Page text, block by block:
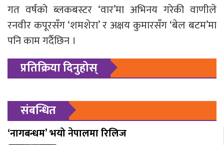
गत वर्षको ब्लकबस्टर ‘वार’मा अभिनय गरेकी वाणीले
रनवीर कपूरसँग ‘शमशेरा’ र अक्षय कुमारसँग ‘बेल बटम’मा
पनि काम गर्दैछिन ।
प्रतिक्रिया दिनुहोस्
संबन्धित
‘नागबन्धम’ भयो नेपालमा रिलिज